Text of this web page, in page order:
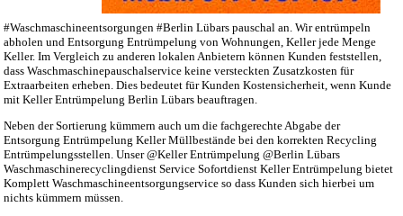
#Waschmaschineentsorgungen #Berlin Lübars pauschal an. Wir entrümpeln
abholen und Entsorgung Entrümpelung von Wohnungen, Keller jede Menge
Keller. Im Vergleich zu anderen lokalen Anbietern können Kunden feststellen,
dass Waschmaschinepauschalservice keine versteckten Zusatzkosten für
Extraarbeiten erheben. Dies bedeutet für Kunden Kostensicherheit, wenn Kunde
mit Keller Entrümpelung Berlin Lübars beauftragen.
Neben der Sortierung kümmern auch um die fachgerechte Abgabe der
Entsorgung Entrümpelung Keller Müllbestände bei den korrekten Recycling
Entrümpelungsstellen. Unser @Keller Entrümpelung @Berlin Lübars
Waschmaschinerecyclingdienst Service Sofortdienst Keller Entrümpelung bietet
Komplett Waschmaschineentsorgungservice so dass Kunden sich hierbei um
nichts kümmern müssen.